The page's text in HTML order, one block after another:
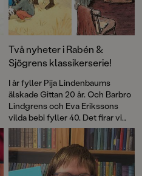
Två nyheter i Rabén &
Sjögrens klassikerserie!
I år fyller Pija Lindenbaums
älskade Gittan 20 år. Och Barbro
Lindgrens och Eva Erikssons
vilda bebi fyller 40. Det firar vi
med nyutgåvor av de första
böckerna som en del i vår
klassikerserie!